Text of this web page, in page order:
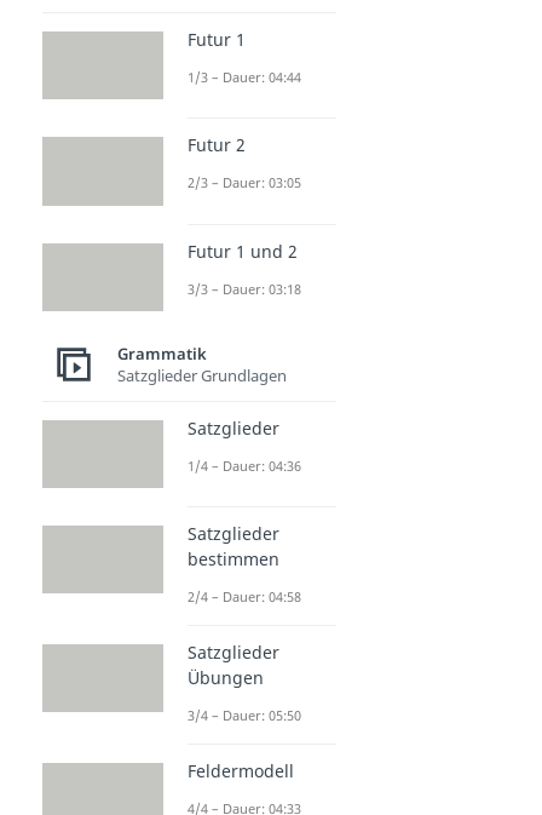
Futur 1
1/3 – Dauer: 04:44
Futur 2
2/3 – Dauer: 03:05
Futur 1 und 2
3/3 – Dauer: 03:18
Grammatik
Satzglieder Grundlagen
Satzglieder
1/4 – Dauer: 04:36
Satzglieder
bestimmen
2/4 – Dauer: 04:58
Satzglieder
Übungen
3/4 – Dauer: 05:50
Feldermodell
4/4 – Dauer: 04:33